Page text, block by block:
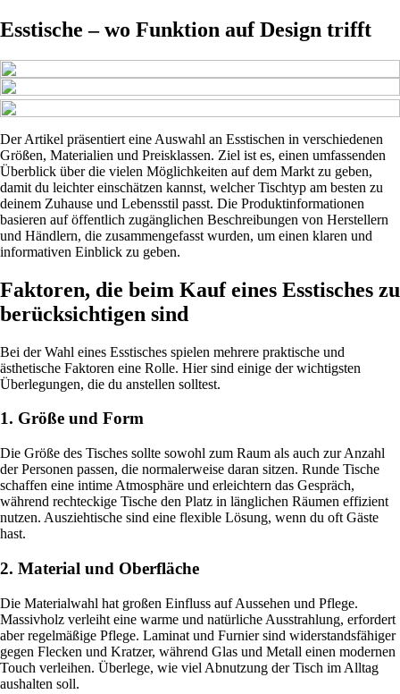
Esstische – wo Funktion auf Design trifft
Der Artikel präsentiert eine Auswahl an Esstischen in verschiedenen
Größen, Materialien und Preisklassen. Ziel ist es, einen umfassenden
Überblick über die vielen Möglichkeiten auf dem Markt zu geben,
damit du leichter einschätzen kannst, welcher Tischtyp am besten zu
deinem Zuhause und Lebensstil passt. Die Produktinformationen
basieren auf öffentlich zugänglichen Beschreibungen von Herstellern
und Händlern, die zusammengefasst wurden, um einen klaren und
informativen Einblick zu geben.
Faktoren, die beim Kauf eines Esstisches zu
berücksichtigen sind
Bei der Wahl eines Esstisches spielen mehrere praktische und
ästhetische Faktoren eine Rolle. Hier sind einige der wichtigsten
Überlegungen, die du anstellen solltest.
1. Größe und Form
Die Größe des Tisches sollte sowohl zum Raum als auch zur Anzahl
der Personen passen, die normalerweise daran sitzen. Runde Tische
schaffen eine intime Atmosphäre und erleichtern das Gespräch,
während rechteckige Tische den Platz in länglichen Räumen effizient
nutzen. Ausziehtische sind eine flexible Lösung, wenn du oft Gäste
hast.
2. Material und Oberfläche
Die Materialwahl hat großen Einfluss auf Aussehen und Pflege.
Massivholz verleiht eine warme und natürliche Ausstrahlung, erfordert
aber regelmäßige Pflege. Laminat und Furnier sind widerstandsfähiger
gegen Flecken und Kratzer, während Glas und Metall einen modernen
Touch verleihen. Überlege, wie viel Abnutzung der Tisch im Alltag
aushalten soll.